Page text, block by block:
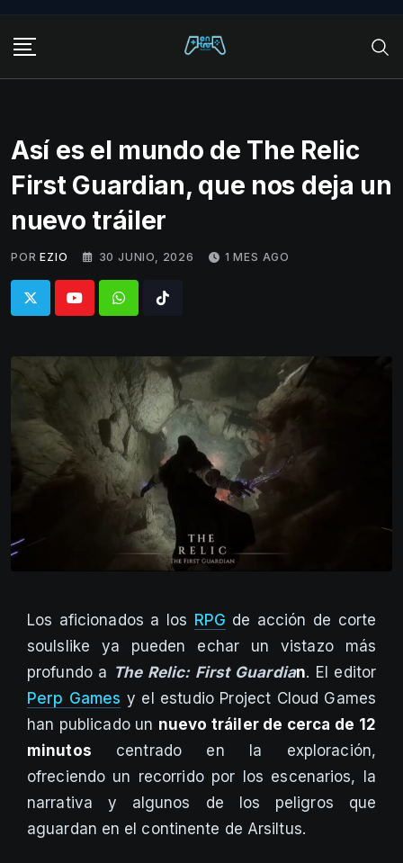
content
Así es el mundo de The Relic
First Guardian, que nos deja un
nuevo tráiler
POR EZIO 30 JUNIO, 2026 1 MES AGO
WhatsappTiktok
Los aficionados a los RPG de acción de corte
soulslike ya pueden echar un vistazo más
profundo a The Relic: First Guardian. El editor
Perp Games y el estudio Project Cloud Games
han publicado un nuevo tráiler de cerca de 12
minutos centrado en la exploración,
ofreciendo un recorrido por los escenarios, la
narrativa y algunos de los peligros que
aguardan en el continente de Arsiltus.